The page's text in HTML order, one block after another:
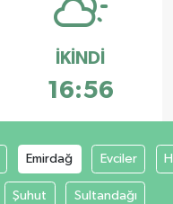
İKINDI
16:56
Emirdağ Evciler
Şuhut Sultandağı